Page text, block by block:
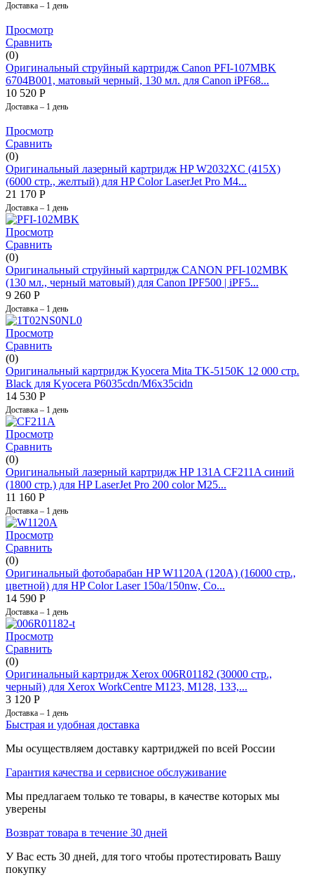
Доставка – 1 день
Просмотр
Сравнить
(0)
Оригинальный струйный картридж Canon PFI-107MBK
6704B001, матовый черный, 130 мл. для Canon iPF68...
10 520 Р
Доставка – 1 день
Просмотр
Сравнить
(0)
Оригинальный лазерный картридж HP W2032XC (415X)
(6000 стр., желтый) для HP Color LaserJet Pro M4...
21 170 Р
Доставка – 1 день
Просмотр
Сравнить
(0)
Оригинальный струйный картридж CANON PFI-102MBK
(130 мл., черный матовый) для Canon IPF500 | iPF5...
9 260 Р
Доставка – 1 день
Просмотр
Сравнить
(0)
Оригинальный картридж Kyocera Mita TK-5150K 12 000 стр.
Black для Kyocera P6035cdn/M6x35cidn
14 530 Р
Доставка – 1 день
Просмотр
Сравнить
(0)
Оригинальный лазерный картридж HP 131A CF211A синий
(1800 стр.) для HP LaserJet Pro 200 color M25...
11 160 Р
Доставка – 1 день
Просмотр
Сравнить
(0)
Оригинальный фотобарабан HP W1120A (120A) (16000 стр.,
цветной) для HP Color Laser 150a/150nw, Co...
14 590 Р
Доставка – 1 день
Просмотр
Сравнить
(0)
Оригинальный картридж Xerox 006R01182 (30000 стр.,
черный) для Xerox WorkCentre M123, M128, 133,...
3 120 Р
Доставка – 1 день
Быстрая и удобная доставка
Мы осуществляем доставку картриджей по всей России
Гарантия качества и сервисное обслуживание
Мы предлагаем только те товары, в качестве которых мы
уверены
Возврат товара в течение 30 дней
У Вас есть 30 дней, для того чтобы протестировать Вашу
покупку